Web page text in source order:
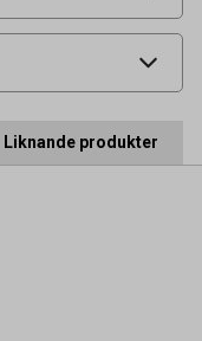
Liknande produkter